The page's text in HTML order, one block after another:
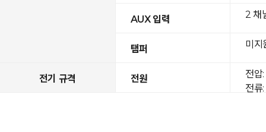
AUX 입력
탬퍼
전기 규격 전원
2 채
미지
전압
전류